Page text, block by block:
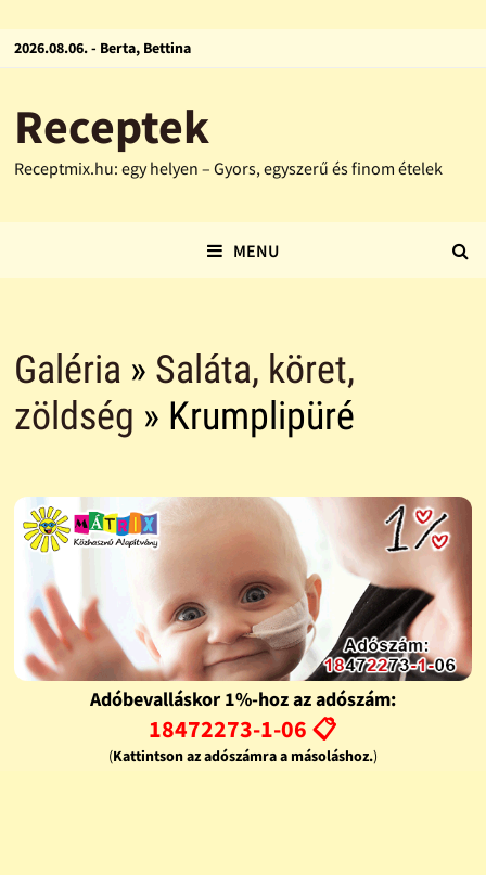
2026.08.06. - Berta, Bettina
Receptek
Receptmix.hu: egy helyen – Gyors, egyszerű és finom ételek
MENU
Galéria » Saláta, köret,
zöldség » Krumplipüré
Adóbevalláskor 1%-hoz az adószám:
18472273-1-06 📋
(Kattintson az adószámra a másoláshoz.)